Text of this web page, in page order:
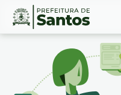
Ir
Conteúdo